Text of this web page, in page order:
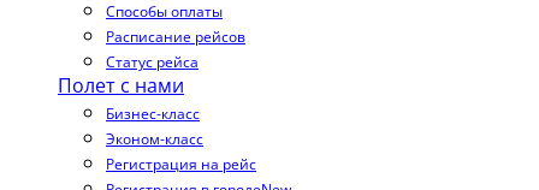
Способы оплаты
Расписание рейсов
Статус рейса
Полет с нами
Бизнес-класс
Эконом-класс
Регистрация на рейс